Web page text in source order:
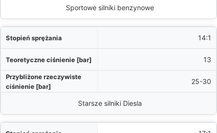
Sportowe silniki benzynowe
14:1
13
25-30
Starsze silniki Diesla